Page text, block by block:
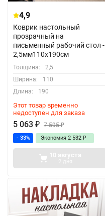
4,9
Коврик настольный
прозрачный на
письменный рабочий стол -
2,5мм110x190см
Толщина:
2,5
Ширина:
110
Длина:
190
Этот товар временно
недоступен для заказа
5 063 ₽ 7 595₽
- 33% Экономия 2 532 ₽
10 августа